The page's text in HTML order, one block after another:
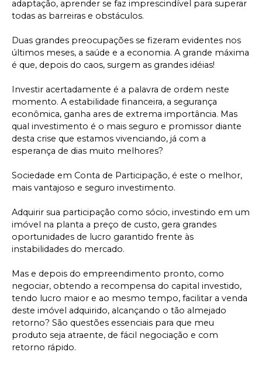
adaptação, aprender se faz imprescindível para superar
todas as barreiras e obstáculos.
Duas grandes preocupações se fizeram evidentes nos
últimos meses, a saúde e a economia. A grande máxima
é que, depois do caos, surgem as grandes idéias!
Investir acertadamente é a palavra de ordem neste
momento. A estabilidade financeira, a segurança
econômica, ganha ares de extrema importância. Mas
qual investimento é o mais seguro e promissor diante
desta crise que estamos vivenciando, já com a
esperança de dias muito melhores?
Sociedade em Conta de Participação, é este o melhor,
mais vantajoso e seguro investimento.
Adquirir sua participação como sócio, investindo em um
imóvel na planta a preço de custo, gera grandes
oportunidades de lucro garantido frente às
instabilidades do mercado.
Mas e depois do empreendimento pronto, como
negociar, obtendo a recompensa do capital investido,
tendo lucro maior e ao mesmo tempo, facilitar a venda
deste imóvel adquirido, alcançando o tão almejado
retorno? São questões essenciais para que meu
produto seja atraente, de fácil negociação e com
retorno rápido.